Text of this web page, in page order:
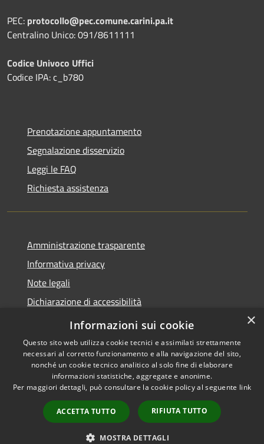
PEC: protocollo@pec.comune.carini.pa.it
Centralino Unico: 091/8611111
Codice Univoco Uffici
Codice IPA: c_b780
Prenotazione appuntamento
Segnalazione disservizio
Leggi le FAQ
Richiesta assistenza
Amministrazione trasparente
Informativa privacy
Note legali
Dichiarazione di accessibilità
Privacy e protezione dei dati
Accessibilità
Copyright © 2026 • Comune di
Carini • Powered by
Municipium•
Accesso
redazione
×
Informazioni sui cookie
Questo sito web utilizza cookie tecnici e assimilati strettamente
necessari al corretto funzionamento e alla navigazione del sito,
nonché un cookie tecnico analitico al solo fine di elaborare
informazioni statistiche, aggregate e anonime.
Per maggiori dettagli, può consultare la cookie policy al seguente link
ACCETTA TUTTO RIFIUTA TUTTO
MOSTRA DETTAGLI